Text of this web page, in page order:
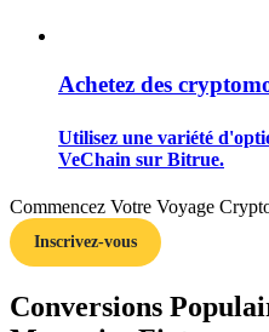
Stratégies de trading
Apprenez à rester rentable
Achetez des
Utilisez une variété
VeChain sur Bitrue.
Commencez Votre Voyage
Inscrivez-vous
Conversions